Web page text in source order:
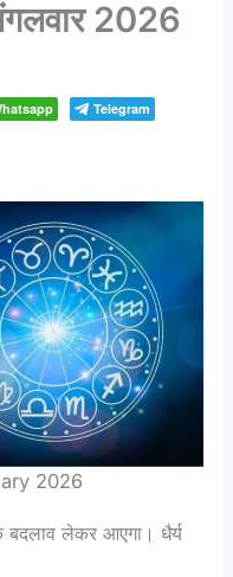
2026
Telegram
2026
लेकर आएगा। धैर्य